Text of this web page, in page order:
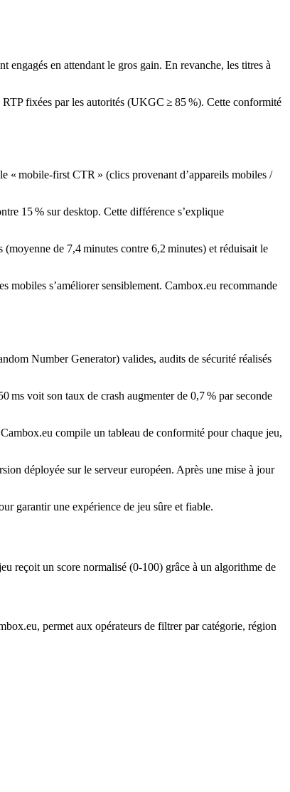
engagés en attendant le gros gain. En revanche, les titres à
fixées par les autorités (UKGC ≥ 85 %). Cette conformité
« mobile‑first CTR » (clics provenant d’appareils mobiles /
15 % sur desktop. Cette différence s’explique
de 7,4 minutes contre 6,2 minutes) et réduisait le
s’améliorer sensiblement. Cambox.eu recommande
Number Generator) valides, audits de sécurité réalisés
ms voit son taux de crash augmenter de 0,7 % par seconde
compile un tableau de conformité pour chaque jeu,
déployée sur le serveur européen. Après une mise à jour
garantir une expérience de jeu sûre et fiable.
reçoit un score normalisé (0‑100) grâce à un algorithme de
permet aux opérateurs de filtrer par catégorie, région